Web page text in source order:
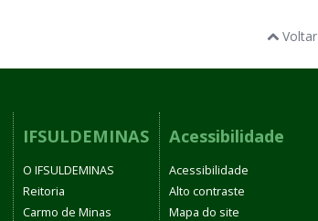
IFSULDEMINAS
O IFSULDEMINAS
Reitoria
Carmo de Minas
Acessibilidade
Acessibilidade
Alto contraste
Mapa do site